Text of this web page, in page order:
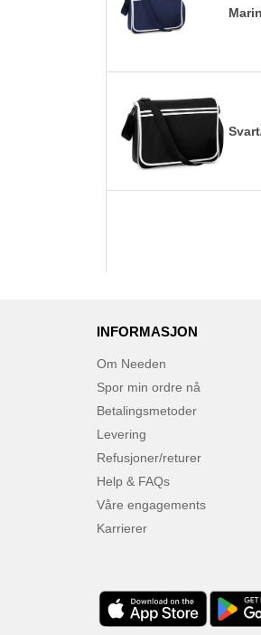
INFORMASJON
Om Needen
Spor min ordre nå
Betalingsmetoder
Levering
Refusjoner/returer
Help & FAQs
Våre engagements
Karrierer